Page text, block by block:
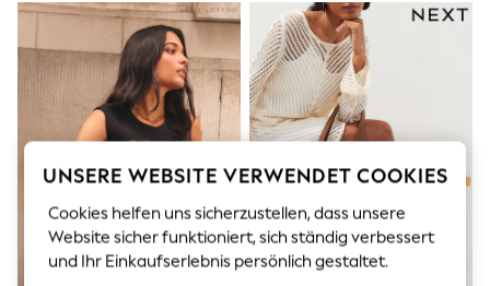
Men's Holiday Shop
All Swimwear
Accessories
Bags & Luggage
Footwear
Hats
Linen Collection
Polo Shirts
Shirts
Shorts
T-Shirts
UNSERE WEBSITE VERWENDET COOKIES
Cookies helfen uns sicherzustellen, dass unsere
Website sicher funktioniert, sich ständig verbessert
und Ihr Einkaufserlebnis persönlich gestaltet.